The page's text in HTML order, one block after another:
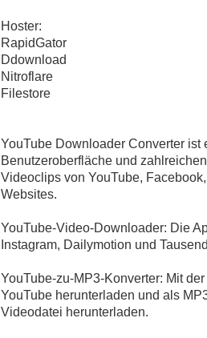
Hoster:
RapidGator
Ddownload
Nitroflare
Filestore
YouTube Downloader Converter ist
Benutzeroberfläche und
Videoclips von YouTube,
Websites.
YouTube-Video-Downloader: Die
Instagram, Dailymotion und
YouTube-zu-MP3-Konverter: Mit
YouTube herunterladen und als
Videodatei herunterladen.